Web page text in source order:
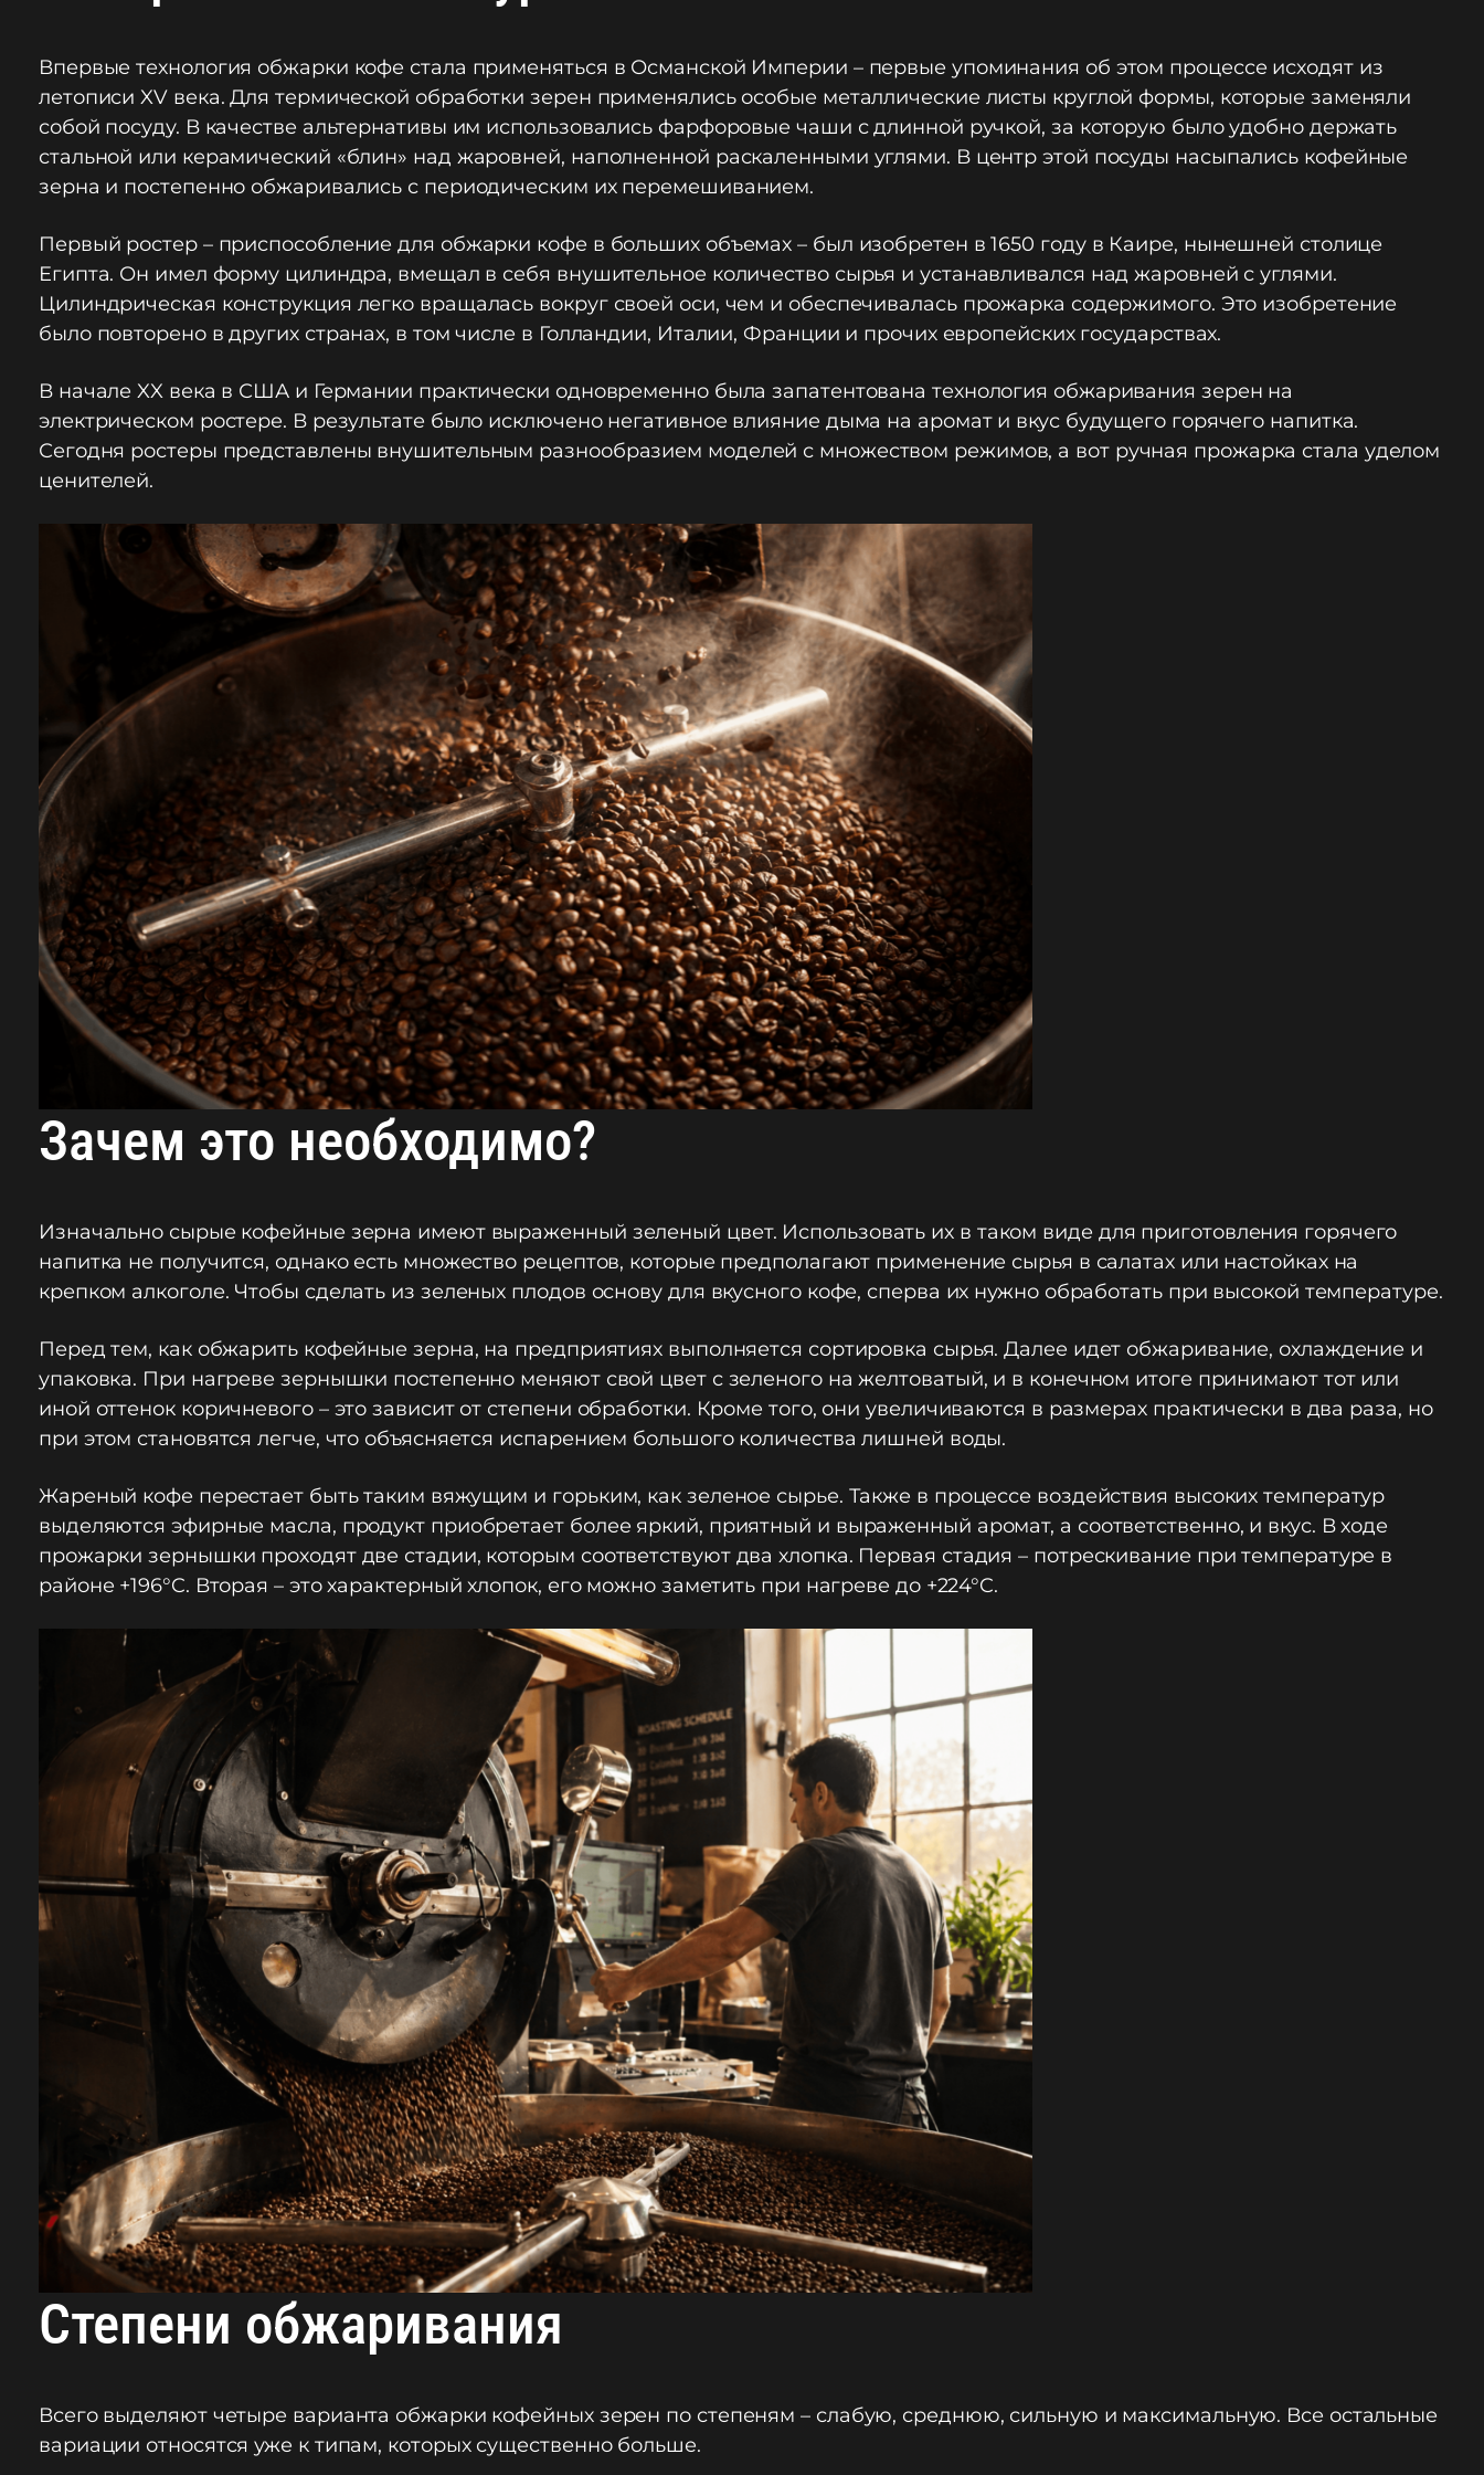
Впервые технология обжарки кофе стала применяться в Османской Империи – первые упоминания об этом процессе исходят из
летописи XV века. Для термической обработки зерен применялись особые металлические листы круглой формы, которые заменяли
собой посуду. В качестве альтернативы им использовались фарфоровые чаши с длинной ручкой, за которую было удобно держать
стальной или керамический «блин» над жаровней, наполненной раскаленными углями. В центр этой посуды насыпались кофейные
зерна и постепенно обжаривались с периодическим их перемешиванием.
Первый ростер – приспособление для обжарки кофе в больших объемах – был изобретен в 1650 году в Каире, нынешней столице
Египта. Он имел форму цилиндра, вмещал в себя внушительное количество сырья и устанавливался над жаровней с углями.
Цилиндрическая конструкция легко вращалась вокруг своей оси, чем и обеспечивалась прожарка содержимого. Это изобретение
было повторено в других странах, в том числе в Голландии, Италии, Франции и прочих европейских государствах.
В начале XX века в США и Германии практически одновременно была запатентована технология обжаривания зерен на
электрическом ростере. В результате было исключено негативное влияние дыма на аромат и вкус будущего горячего напитка.
Сегодня ростеры представлены внушительным разнообразием моделей с множеством режимов, а вот ручная прожарка стала уделом
ценителей.
Зачем это необходимо?
Изначально сырые кофейные зерна имеют выраженный зеленый цвет. Использовать их в таком виде для приготовления горячего
напитка не получится, однако есть множество рецептов, которые предполагают применение сырья в салатах или настойках на
крепком алкоголе. Чтобы сделать из зеленых плодов основу для вкусного кофе, сперва их нужно обработать при высокой температуре.
Перед тем, как обжарить кофейные зерна, на предприятиях выполняется сортировка сырья. Далее идет обжаривание, охлаждение и
упаковка. При нагреве зернышки постепенно меняют свой цвет с зеленого на желтоватый, и в конечном итоге принимают тот или
иной оттенок коричневого – это зависит от степени обработки. Кроме того, они увеличиваются в размерах практически в два раза, но
при этом становятся легче, что объясняется испарением большого количества лишней воды.
Жареный кофе перестает быть таким вяжущим и горьким, как зеленое сырье. Также в процессе воздействия высоких температур
выделяются эфирные масла, продукт приобретает более яркий, приятный и выраженный аромат, а соответственно, и вкус. В ходе
прожарки зернышки проходят две стадии, которым соответствуют два хлопка. Первая стадия – потрескивание при температуре в
районе +196°C. Вторая – это характерный хлопок, его можно заметить при нагреве до +224°C.
Степени обжаривания
Всего выделяют четыре варианта обжарки кофейных зерен по степеням – слабую, среднюю, сильную и максимальную. Все остальные
вариации относятся уже к типам, которых существенно больше.